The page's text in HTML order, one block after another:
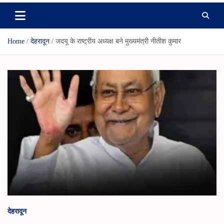
Home देहरादून जदयू के राष्ट्रीय अध्यक्ष बने मुख्यमंत्री नीतीश कुमार
देहरादून